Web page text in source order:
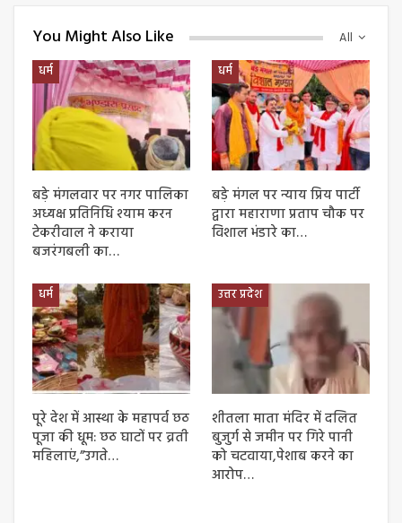
All
You Might Also Like
धर्म
बड़े मंगलवार पर नगर पालिका
अध्यक्ष प्रतिनिधि श्याम करन
टेकरीवाल ने कराया
बजरंगबली का…
धर्म
बड़े मंगल पर न्याय प्रिय पार्टी
द्वारा महाराणा प्रताप चौक पर
विशाल भंडारे का…
धर्म
पूरे देश में आस्था के महापर्व छठ
पूजा की धूम: छठ घाटों पर व्रती
महिलाएं,”उगते…
उत्तर प्रदेश
शीतला माता मंदिर में दलित
बुजुर्ग से जमीन पर गिरे पानी
को चटवाया,पेशाब करने का
आरोप…